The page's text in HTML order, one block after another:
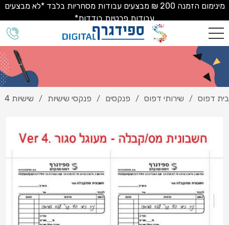
מינימום הזמנה 200 ₪ מבצעים עבודות מסחריות בלבד *לא מבצעים
עבודות פרטיות בודדות*
בית דפוס / שירותי דפוס / פנקסים / פנקסי שישיות / שישיות 4